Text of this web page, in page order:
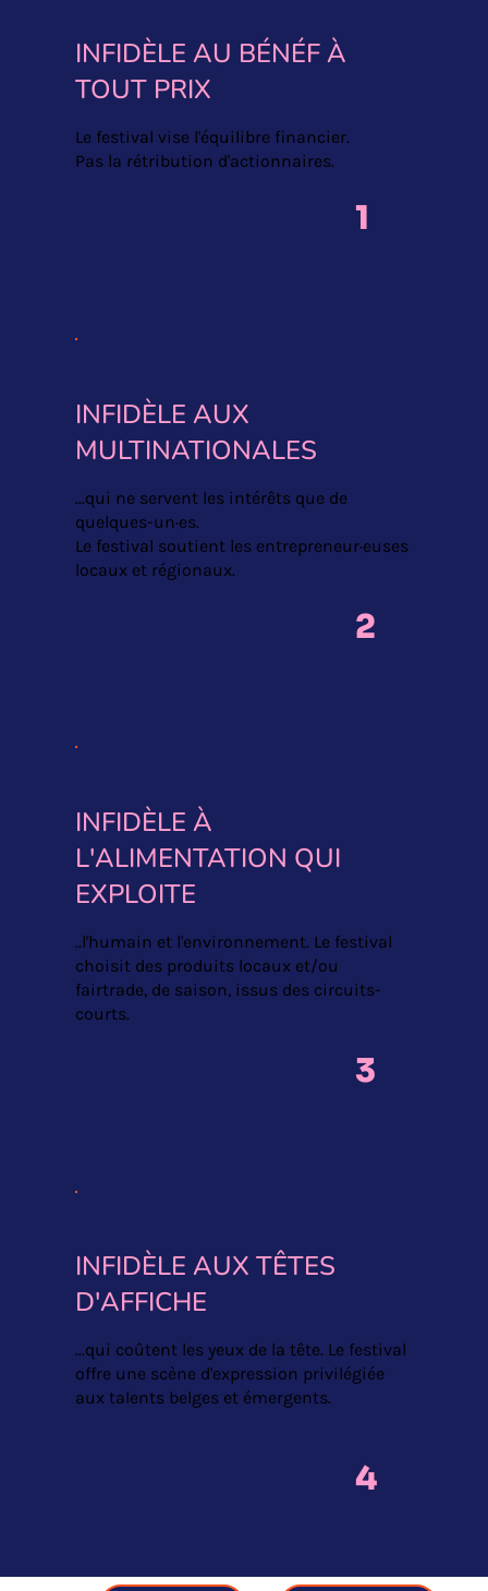
INFIDÈLE AU BÉNÉF À
TOUT PRIX
Le festival vise l'équilibre financier.
Pas la rétribution d'actionnaires.
1
INFIDÈLE AUX
MULTINATIONALES
...qui ne servent les intérêts que de
quelques-un·es.
Le festival soutient les entrepreneur·euses
locaux et régionaux.
2
INFIDÈLE À
L'ALIMENTATION QUI
EXPLOITE
..l'humain et l'environnement. Le festival
choisit des produits locaux et/ou
fairtrade, de saison, issus des circuits-
courts.
3
INFIDÈLE AUX TÊTES
D'AFFICHE
...qui coûtent les yeux de la tête. Le festival
offre une scène d'expression privilégiée
aux talents belges et émergents.
4